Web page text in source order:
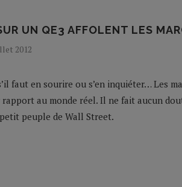
UN QE3 AFFOLENT LES
2012
faut en sourire ou s’en inquiéter… Les
au monde réel. Il ne fait aucun
peuple de Wall Street.